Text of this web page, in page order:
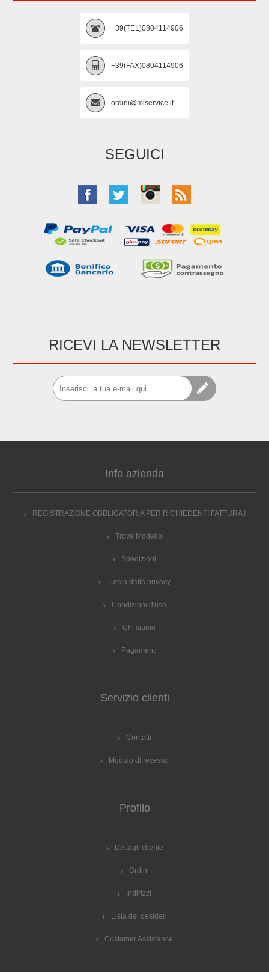
+39(TEL)0804114906
+39(FAX)0804114906
ordini@mlservice.it
SEGUICI
RICEVI LA NEWSLETTER
Info azienda
REGISTRAZIONE OBBLIGATORIA PER RICHIEDENTI FATTURA !
Trova Modello
Spedizioni
Tutela della privacy
Condizioni d'uso
Chi siamo
Pagamenti
Servizio clienti
Contatti
Modulo di recesso
Profilo
Dettagli cliente
Ordini
Indirizzi
Lista dei desideri
Customer Assistance